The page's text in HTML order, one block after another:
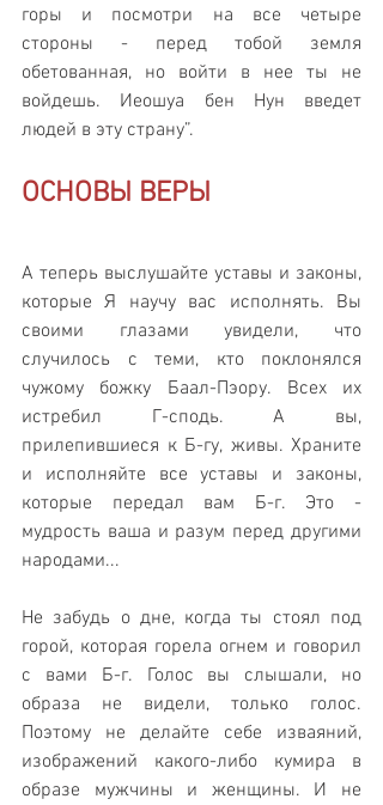
горы и посмотри на все четыре
стороны - перед тобой земля
обетованная, но войти в нее ты не
войдешь. Иеошуа бен Нун введет
людей в эту страну”.
ОСНОВЫ ВЕРЫ
А теперь выслушайте уставы и законы,
которые Я научу вас исполнять. Вы
своими глазами увидели, что
случилось с теми, кто поклонялся
чужому божку Баал-Пэору. Всех их
истребил Г-сподь. А вы,
прилепившиеся к Б-гу, живы. Храните
и исполняйте все уставы и законы,
которые передал вам Б-г. Это -
мудрость ваша и разум перед другими
народами...
Не забудь о дне, когда ты стоял под
горой, которая горела огнем и говорил
с вами Б-г. Голос вы слышали, но
образа не видели, только голос.
Поэтому не делайте себе изваяний,
изображений какого-либо кумира в
образе мужчины и женщины. И не